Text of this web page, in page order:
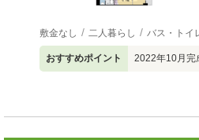
敷金なし 二人暮らし バス・トイ
おすすめポイント 2022年10月